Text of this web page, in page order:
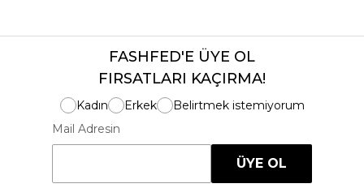
FASHFED'E ÜYE OL
FIRSATLARI KAÇIRMA!
Kadın Erkek
Belirtmek istemiyorum
Mail Adresin
ÜYE OL